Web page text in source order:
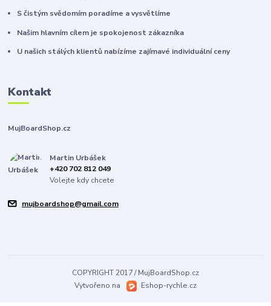
S čistým svědomím poradíme a vysvětlíme
Našim hlavním cílem je spokojenost zákazníka
U našich stálých klientů nabízíme zajímavé individuální ceny
Kontakt
MujBoardShop.cz
Martin Urbášek
+420 702 812 049
Volejte kdy chcete
mujboardshop@gmail.com
COPYRIGHT 2017 / MujBoardShop.cz
Vytvořeno na
Eshop-rychle.cz